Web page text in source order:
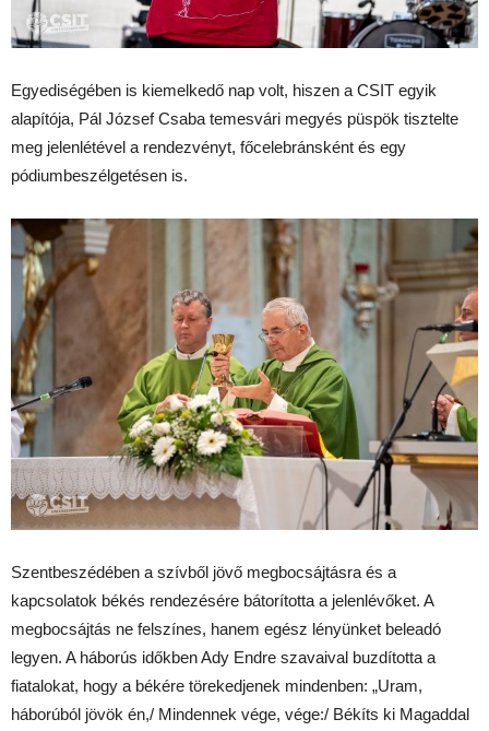
Egyediségében is kiemelkedő nap volt, hiszen a CSIT egyik
alapítója, Pál József Csaba temesvári megyés püspök tisztelte
meg jelenlétével a rendezvényt, főcelebránsként és egy
pódiumbeszélgetésen is.
Szentbeszédében a szívből jövő megbocsájtásra és a
kapcsolatok békés rendezésére bátorította a jelenlévőket. A
megbocsájtás ne felszínes, hanem egész lényünket beleadó
legyen. A háborús időkben Ady Endre szavaival buzdította a
fiatalokat, hogy a békére törekedjenek mindenben: „Uram,
háborúból jövök én,/ Mindennek vége, vége:/ Békíts ki Magaddal